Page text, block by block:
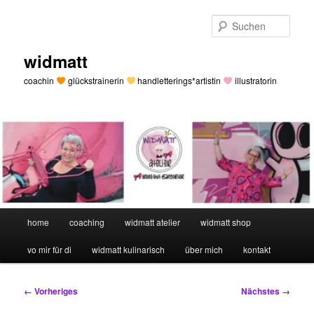
widmatt
coachin glückstrainerin handletterings*artistin illustratorin
home coaching widmatt atelier widmatt shop
vo mir für di widmatt kulinarisch über mich kontakt
Bilder-
← Vorheriges Nächstes →